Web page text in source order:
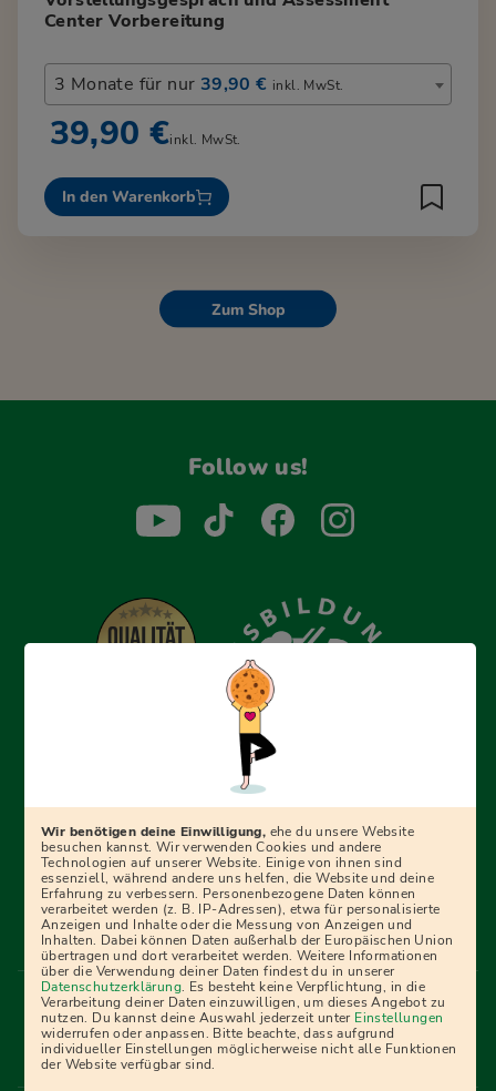
Center Vorbereitung
3 Monate für nur 39,90 € inkl. MwSt.
39,90 €inkl. MwSt.
In den Warenkorb
Zum Shop
Follow us!
Erfolgreich bewerben mit Ausbildungspark: Wir
begleiten dich Schritt für Schritt bei deinem Start in den
Beruf oder ins Studium – mit smarten E-Learning-Tools,
Ratgebern und Prüfungspaketen, interaktiven
Videokursen und vielem mehr. Für alle, die was werden
wollen!
Menü Fußleiste
Impressum Bildquellen Presse
Mediadaten
Partner
AGB Datenschutz
Widerrufsbelehrung
Bestellung
Affiliate Partner Cookies
Wir benötigen deine Einwilligung, ehe du unsere Website
besuchen kannst. Wir verwenden Cookies und andere
Technologien auf unserer Website. Einige von ihnen sind
essenziell, während andere uns helfen, die Website und deine
Erfahrung zu verbessern. Personenbezogene Daten können
verarbeitet werden (z. B. IP-Adressen), etwa für personalisierte
Anzeigen und Inhalte oder die Messung von Anzeigen und
Inhalten. Dabei können Daten außerhalb der Europäischen Union
übertragen und dort verarbeitet werden. Weitere Informationen
über die Verwendung deiner Daten findest du in unserer
Datenschutzerklärung. Es besteht keine Verpflichtung, in die
Verarbeitung deiner Daten einzuwilligen, um dieses Angebot zu
nutzen. Du kannst deine Auswahl jederzeit unter Einstellungen
widerrufen oder anpassen. Bitte beachte, dass aufgrund
individueller Einstellungen möglicherweise nicht alle Funktionen
der Website verfügbar sind.